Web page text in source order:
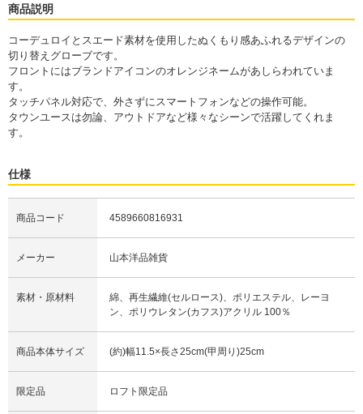
商品説明
コーデュロイとスエード素材を使用したぬくもり感あふれるデザインの
切り替えグローブです。
フロントにはブランドアイコンのオレンジネームがあしらわれていま
す。
タッチパネル対応で、外さずにスマートフォンなどの操作可能。
タウンユースは勿論、アウトドアなど様々なシーンで活躍してくれま
す。
仕様
商品コード 4589660816931
メーカー 山本洋品雑貨
素材・原材料
綿、再生繊維(セルロース)、ポリエステル、レーヨ
ン、ポリウレタン(カフス)アクリル 100％
商品本体サイズ (約)幅11.5×長さ25cm(甲周り)25cm
限定品 ロフト限定品